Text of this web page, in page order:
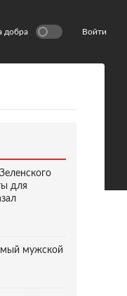
добра Войти
для
мужской